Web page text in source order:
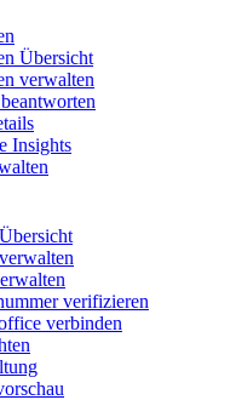
Übersicht
verwalten
Insights
verifizieren
verbinden